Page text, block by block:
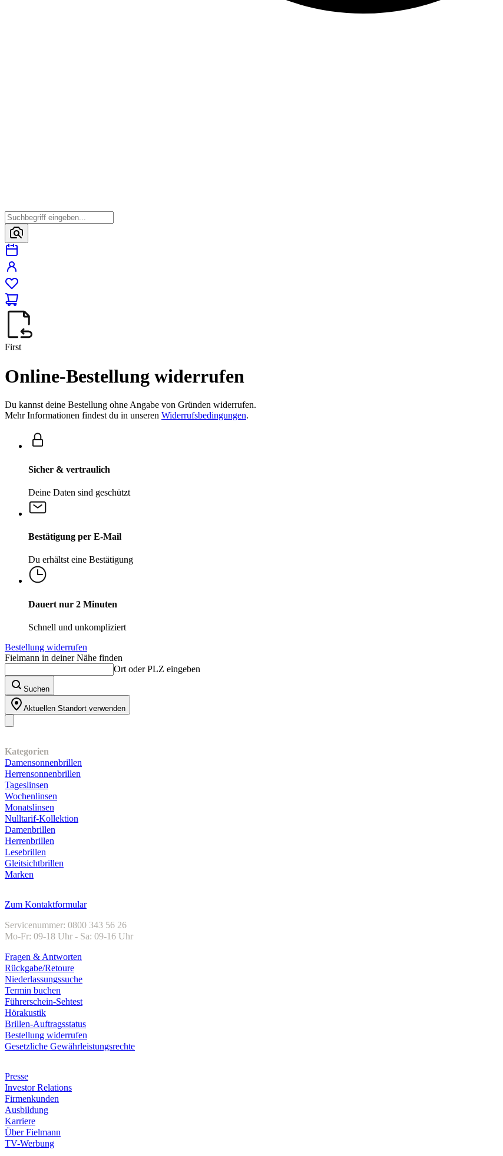
First
Online-Bestellung widerrufen
Du kannst deine Bestellung ohne Angabe von Gründen widerrufen.
Mehr Informationen findest du in unseren Widerrufsbedingungen.
Sicher & vertraulich
Deine Daten sind geschützt
Bestätigung per E-Mail
Du erhältst eine Bestätigung
Dauert nur 2 Minuten
Schnell und unkompliziert
Bestellung widerrufen
Fielmann in deiner Nähe finden
Ort oder PLZ eingeben
Suchen
Aktuellen Standort verwenden
Kategorien
Damensonnenbrillen
Herrensonnenbrillen
Tageslinsen
Wochenlinsen
Monatslinsen
Nulltarif-Kollektion
Damenbrillen
Herrenbrillen
Lesebrillen
Gleitsichtbrillen
Marken
Zum Kontaktformular
Servicenummer: 0800 343 56 26
Mo-Fr: 09-18 Uhr - Sa: 09-16 Uhr
Fragen & Antworten
Rückgabe/Retoure
Niederlassungssuche
Termin buchen
Führerschein-Sehtest
Hörakustik
Brillen-Auftragsstatus
Bestellung widerrufen
Gesetzliche Gewährleistungsrechte
Presse
Investor Relations
Firmenkunden
Ausbildung
Karriere
Über Fielmann
TV-Werbung